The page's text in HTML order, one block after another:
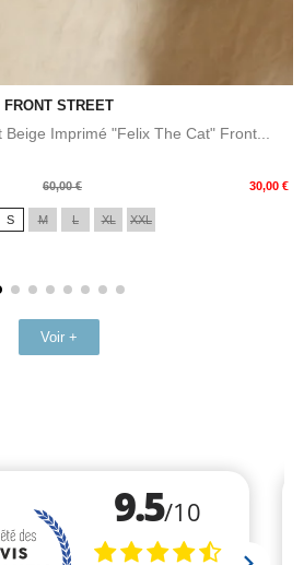
FRONT STREET
Beige Imprimé "Felix The Cat" Front...
60,00 € 30,00 €
S M L XL XXL
Voir +